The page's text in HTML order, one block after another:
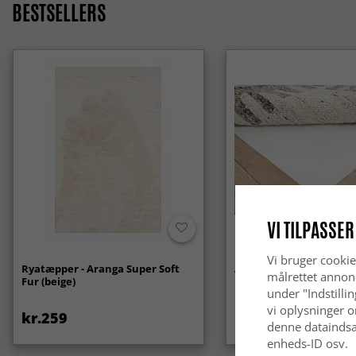
BESTSELLERS
Ryatæpper - Aranga Super Soft
Fur (beige)
kr.259
Anti-slip/Skridsikker
kr.119
VI
Vi bruger
målrettet
under
vi oplysninger
denne
enheds-ID osv.